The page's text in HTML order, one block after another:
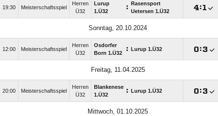
19:30 Meisterschaftsspiel
Herren
Ü32
Lurup
1.Ü32
:
Rasensport
Uetersen 1.Ü32
:
Sonntag, 20.10.2024
12:00 Meisterschaftsspiel
Herren
Ü32
Osdorfer
Born 1.Ü32
: Lurup 1.Ü32 :
Freitag, 11.04.2025
20:00 Meisterschaftsspiel
Herren
Ü32
Blankenese
1.Ü32
: Lurup 1.Ü32 :
Mittwoch, 01.10.2025